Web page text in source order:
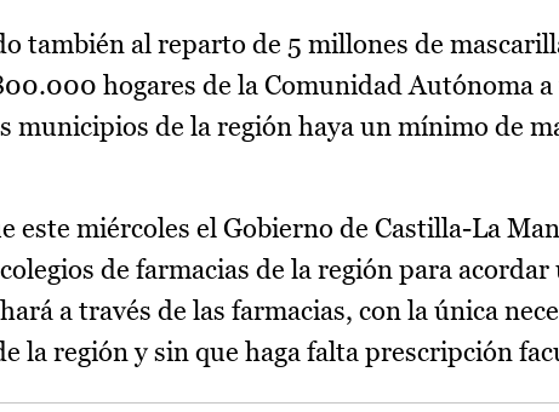
también al reparto de 5 millones de
hogares de la Comunidad Autónoma a
municipios de la región haya un mínimo de
este miércoles el Gobierno de Castilla-La
de farmacias de la región para acordar
a través de las farmacias, con la única
la región y sin que haga falta prescripción